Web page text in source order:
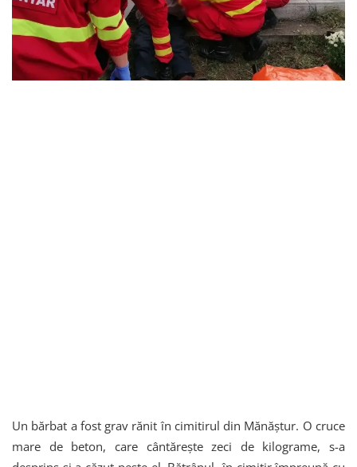
Un bărbat a fost grav rănit în cimitirul din Mănăștur. O cruce
mare de beton, care cântărește zeci de kilograme, s-a